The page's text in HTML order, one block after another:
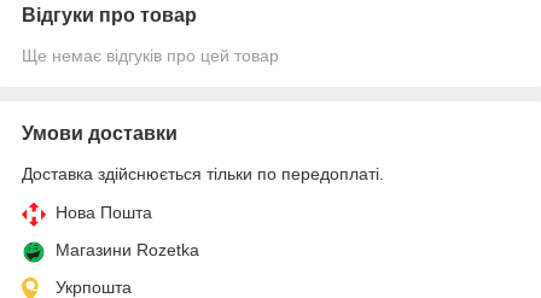
Відгуки про товар
Ще немає відгуків про цей товар
Умови доставки
Доставка здійснюється тільки по передоплаті.
Нова Пошта
Магазини Rozetka
Укрпошта